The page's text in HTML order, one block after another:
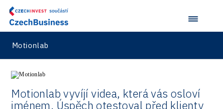
Motionlab
Motionlab vyvíjí videa, která vás osloví
jménem. Úspěch otestoval před klienty